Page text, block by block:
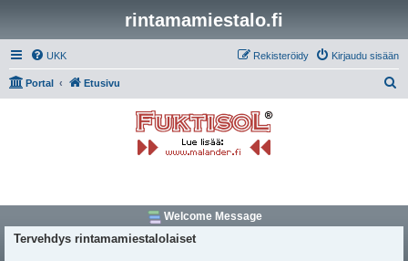
rintamamiestalo.fi
UKK Kirjaudu sisään
Rekisteröidy
Portal Etusivu
Welcome Message
Tervehdys rintamamiestalolaiset